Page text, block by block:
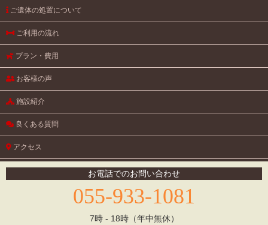
ご遺体の処置について
ご利用の流れ
プラン・費用
お客様の声
施設紹介
良くある質問
アクセス
円教寺のご紹介
個人情報保護方針
キャンセルポリシー
お電話でのお問い合わせ
055-933-1081
7時 - 18時（年中無休）